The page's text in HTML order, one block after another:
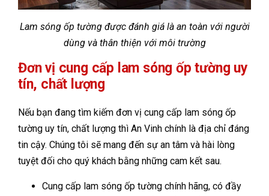
Lam sóng ốp tường được đánh giá là an toàn với người
dùng và thân thiện với môi trường
Đơn vị cung cấp lam sóng ốp tường uy
tín, chất lượng
Nếu bạn đang tìm kiếm đơn vị cung cấp lam sóng ốp
tường uy tín, chất lượng thì An Vinh chính là địa chỉ đáng
tin cậy. Chúng tôi sẽ mang đến sự an tâm và hài lòng
tuyệt đối cho quý khách bằng những cam kết sau.
Cung cấp lam sóng ốp tường chính hãng, có đầy